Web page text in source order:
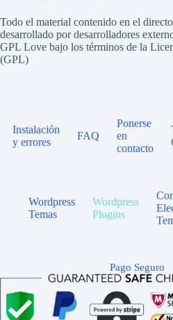
Todo el material contenido en el
desarrollado por desarrolladores
GPL Love bajo los términos de la
(GPL)
Instalación
y errores
FAQ
Ponerse
en
contacto
Wordpress
Temas
Wordpress
Plugins
Pago Seguro